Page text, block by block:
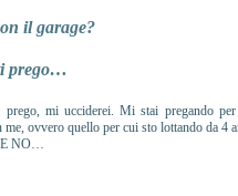
il garage?
prego…
mi ucciderei. Mi stai pregando
me, ovvero quello per cui sto lottando da
NO…